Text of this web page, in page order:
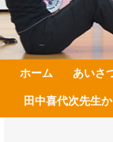
ホーム あいさ
田中喜代次先生